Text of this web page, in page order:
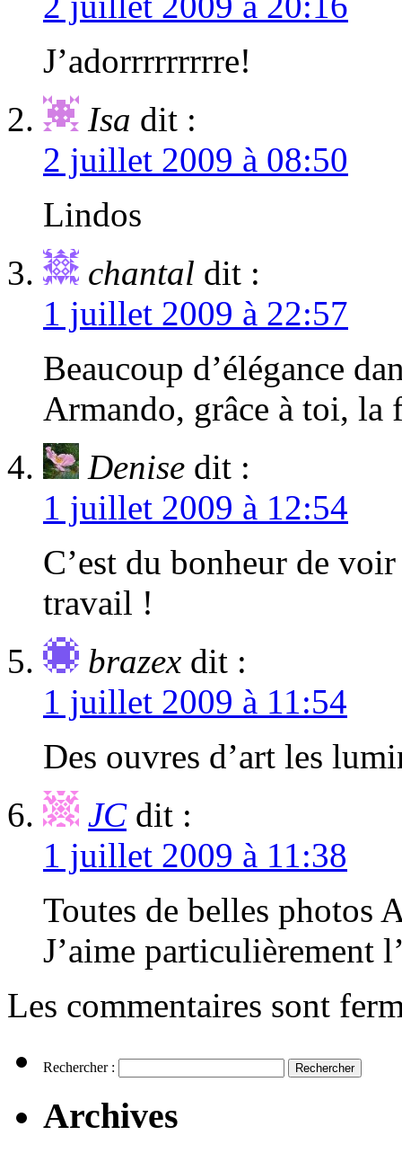
J’adorrrrrrrrre!
Isa dit :
2 juillet 2009 à 08:50
Lindos
chantal dit :
1 juillet 2009 à 22:57
Beaucoup d’élégance
Armando, grâce à toi, la
Denise dit :
1 juillet 2009 à 12:54
C’est du bonheur de
travail !
brazex dit :
1 juillet 2009 à 11:54
Des ouvres d’art les
JC dit :
1 juillet 2009 à 11:38
Toutes de belles photos
J’aime particulièrement
Les commentaires sont
Rechercher :
Archives